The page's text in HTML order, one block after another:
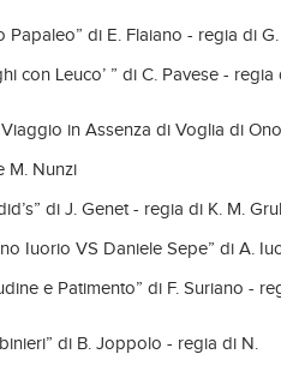
Papaleo” di E. Flaiano - regia di
con Leuco’ ” di C. Pavese - regia
Viaggio in Assenza di Voglia di
M. Nunzi
di J. Genet - regia di K. M.
Iuorio VS Daniele Sepe” di A.
e Patimento” di F. Suriano -
di B. Joppolo - regia di N.